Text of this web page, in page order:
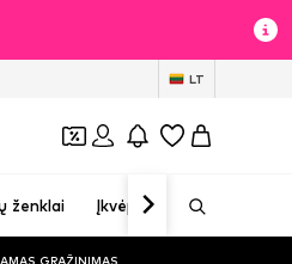
LT
ženklai Įkvėpimas
GRĄŽINIMAS